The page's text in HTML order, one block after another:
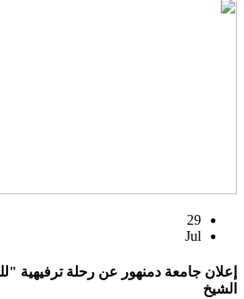
29
Jul
إعلان جامعة دمنهور عن رحلة ترفيهية
الشيخ